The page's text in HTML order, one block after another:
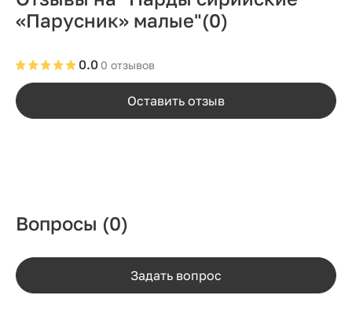
«Парусник» малые"(0)
0 отзывов
0.0
Оставить отзыв
Вопросы (0)
Задать вопрос